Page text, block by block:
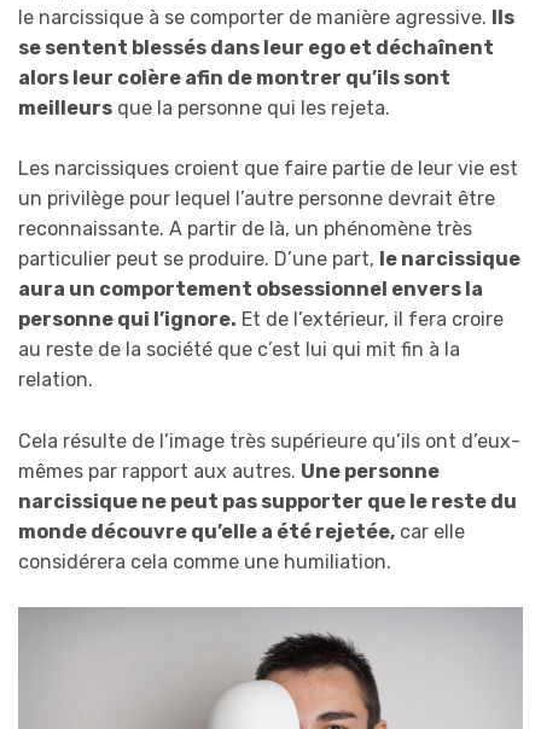
le narcissique à se comporter de manière agressive. Ils
se sentent blessés dans leur ego et déchaînent
alors leur colère afin de montrer qu’ils sont
meilleurs que la personne qui les rejeta.
Les narcissiques croient que faire partie de leur vie est
un privilège pour lequel l’autre personne devrait être
reconnaissante. A partir de là, un phénomène très
particulier peut se produire. D’une part, le narcissique
aura un comportement obsessionnel envers la
personne qui l’ignore. Et de l’extérieur, il fera croire
au reste de la société que c’est lui qui mit fin à la
relation.
Cela résulte de l’image très supérieure qu’ils ont d’eux-
mêmes par rapport aux autres. Une personne
narcissique ne peut pas supporter que le reste du
monde découvre qu’elle a été rejetée, car elle
considérera cela comme une humiliation.